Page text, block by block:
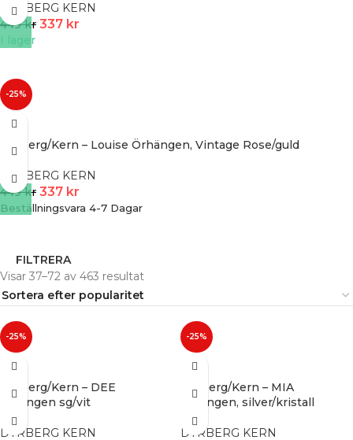
DYRBERG KERN
449kr 337 kr
I lager
-25%
Dyrberg/Kern – Louise Örhängen, Vintage Rose/guld
DYRBERG KERN
449kr 337 kr
Beställningsvara 4-7 Dagar
FILTRERA
Visar 37–72 av 463 resultat
-25%
Dyrberg/Kern – DEE
örhängen sg/vit
DYRBERG KERN
-25%
Dyrberg/Kern – MIA
örhängen, silver/kristall
DYRBERG KERN